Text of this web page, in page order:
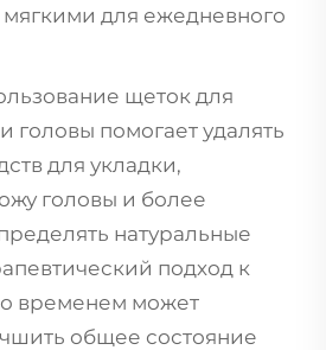
мягкими для ежедневного
щеток для
головы помогает удалять
для укладки,
головы и более
натуральные
подход к
временем может
общее состояние